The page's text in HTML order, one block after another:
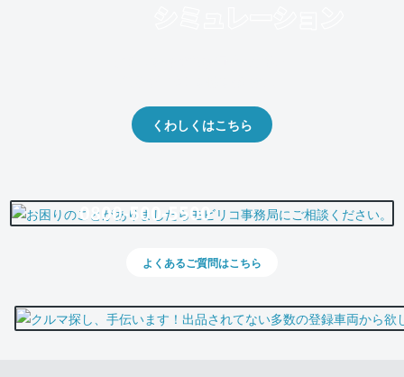
くわしくはこちら
0800-500-5500
よくあるご質問はこちら